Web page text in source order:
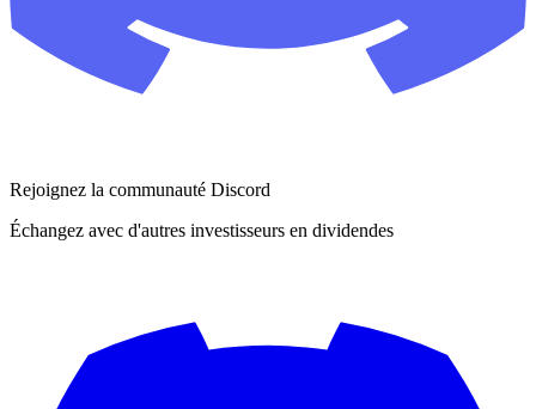
Rejoignez la communauté Discord
Échangez avec d'autres investisseurs en dividendes